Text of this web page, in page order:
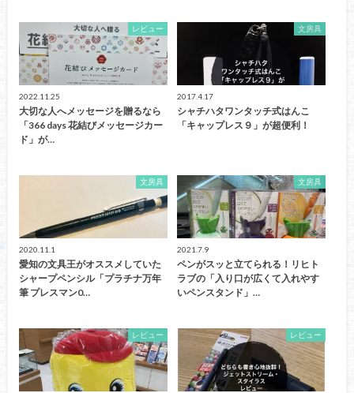
レビュー
2022.11.25
大切な人へメッセージを贈るなら
「366 days 花結びメッセージカー
ド」が…
文房具
2017.4.17
シャチハタワンタッチ式はんこ
「キャップレス９」が超便利！
文房具
2020.11.1
愛知の文具王がオススメしていた
シャープペンシル「プラチナ万年
筆 プレスマン0…
文房具
2021.7.9
ペンがスッと立てられる！リヒト
ラブの「入り口が広くて入れやす
いペンスタンド」…
レビュー レビュー